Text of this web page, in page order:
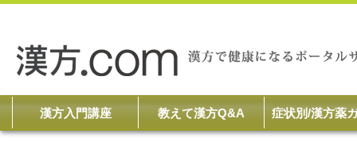
漢方入門講座 教えて漢方Q&A 症状別/漢方薬